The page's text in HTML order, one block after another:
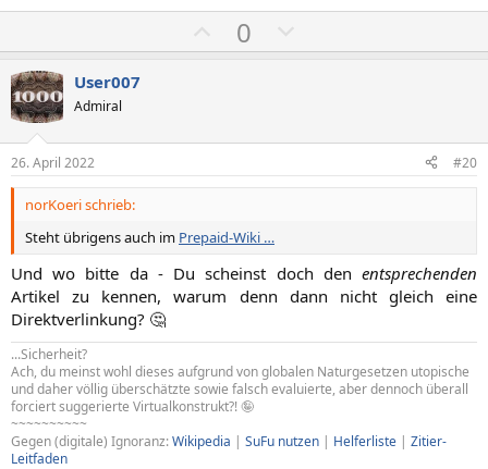
o
t
v
S
t
i
m
e
0
e
t
v
t
i
m
e
User007
Admiral
26. April 2022 #20
norKoeri schrieb:
Steht übrigens auch im Prepaid-Wiki …
Und wo bitte da - Du scheinst doch den entsprechenden
Artikel zu kennen, warum denn dann nicht gleich eine
Direktverlinkung? 🤔​
...Sicherheit?
Ach, du meinst wohl dieses aufgrund von globalen Naturgesetzen utopische
und daher völlig überschätzte sowie falsch evaluierte, aber dennoch überall
forciert suggerierte Virtualkonstrukt?! 🤪
~~~~~~~~~~
Gegen (digitale) Ignoranz:Wikipedia | SuFu nutzen | Helferliste | Zitier-
Leitfaden